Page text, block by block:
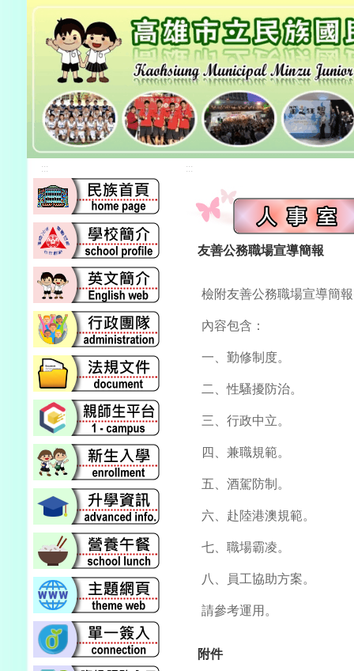
::: :::
友善公務職場宣導簡報
檢附友善公務職場宣導簡
內容包含：
一、勤修制度。
二、性騷擾防治。
三、行政中立。
四、兼職規範。
五、酒駕防制。
六、赴陸港澳規範。
七、職場霸凌。
八、員工協助方案。
請參考運用。
附件